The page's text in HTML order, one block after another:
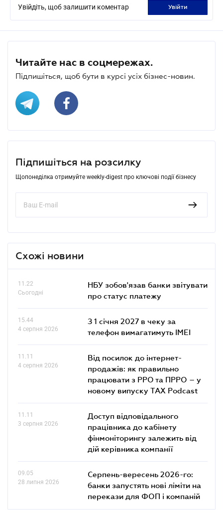
Увійдіть, щоб залишити коментар увійти
Читайте нас в соцмережах.
Підпишіться, щоб бути в курсі усіх бізнес-новин.
Підпишіться на розсилку
Щопонеділка отримуйте weekly-digest про ключові події бізнесу
Схожі новини
11.22
Сьогодні
НБУ зобов'язав банки звітувати
про статус платежу
15.44
4 серпня 2026
З 1 січня 2027 в чеку за
телефон вимагатимуть IMEI
11.11
4 серпня 2026
Від посилок до інтернет-
продажів: як правильно
працювати з РРО та ПРРО – у
новому випуску TAX Podcast
11.11
3 серпня 2026
Доступ відповідального
працівника до кабінету
фінмоніторингу залежить від
дій керівника компанії
09.05
28 липня 2026
Серпень-вересень 2026-го:
банки запустять нові ліміти на
перекази для ФОП і компаній